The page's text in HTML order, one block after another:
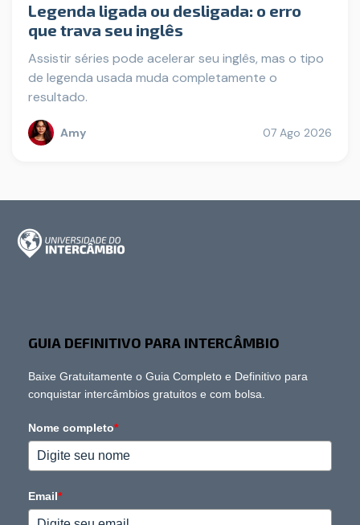
Legenda ligada ou desligada: o erro
que trava seu inglês
Assistir séries pode acelerar seu inglês, mas o tipo
de legenda usada muda completamente o
resultado.
Amy 07 Ago 2026
GUIA DEFINITIVO PARA INTERCÂMBIO
Baixe Gratuitamente o Guia Completo e Definitivo para
conquistar intercâmbios gratuitos e com bolsa.
Nome completo*
Email*